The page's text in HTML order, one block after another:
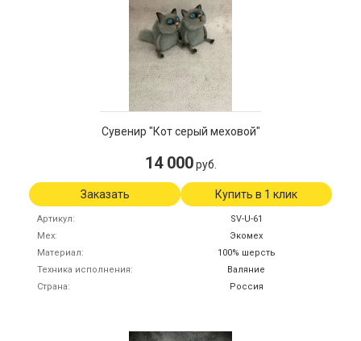
Сувенир "Кот серый меховой"
14 000 руб.
Заказать Купить в 1 клик
Артикул
SV-U-61
Мех
Экомех
Материал
100% шерсть
Техника исполнения
Валяние
Страна
Россия